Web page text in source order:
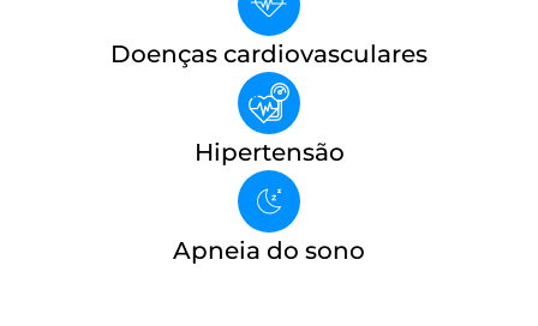
Doenças cardiovasculares
Hipertensão
Apneia do sono